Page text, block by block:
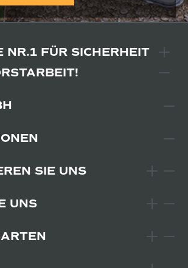
NR.1 FÜR SICHERHEIT
SIE UNS
UNS